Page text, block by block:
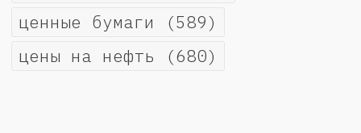
ценные бумаги (589)
цены на нефть (680)